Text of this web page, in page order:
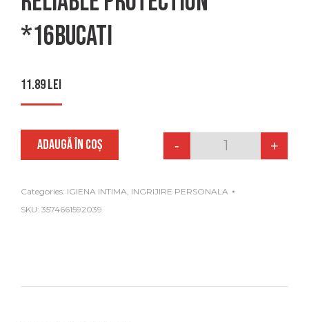
*16bucati
11.89lei
Quantity
- +
ADAUGĂ ÎN COȘ
Categories: IGIENA INTIMA, INGRIJIRE PERSONALA
SKU: 3574661592039